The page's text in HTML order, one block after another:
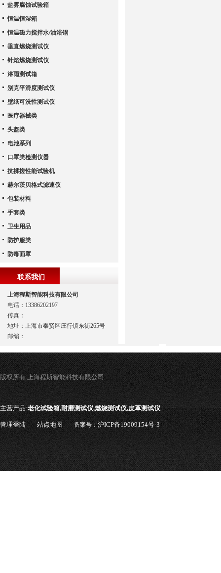
盐雾腐蚀试验箱
恒温恒湿箱
恒温磁力搅拌水/油浴锅
垂直燃烧测试仪
针焰燃烧测试仪
淋雨测试箱
别克平滑度测试仪
壁纸可洗性测试仪
医疗器械类
头盔类
电池系列
口罩类检测仪器
抗揉搓性能试验机
赫尔茨贝格式滤速仪
包装材料
手套类
卫生用品
防护服类
防毒面罩
联系我们
上海程斯智能科技有限公司
电话：13386202197
传真：
地址：上海市奉贤区庄行镇东街265号
邮编：
版权所有 上海程斯智能科技有限公司
主营产品:老化试验箱,耐磨测试仪,燃烧测试仪,皮革测试仪
管理登陆 站点地图 备案号：沪ICP备19009154号-3